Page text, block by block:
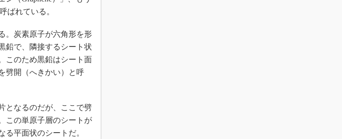
ばれている。
。炭素原子が六角形を形
鉛で、隣接するシート状
このため黒鉛はシート面
劈開（へきかい）と呼
となるのだが、ここで劈
この単原子層のシートが
る平面状のシートだ。